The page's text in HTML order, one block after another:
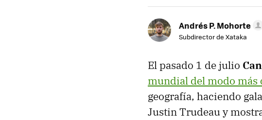
Andrés P. Mohorte
Subdirector de Xataka
El pasado 1 de julio
mundial del modo más
geografía, haciendo
Justin Trudeau y